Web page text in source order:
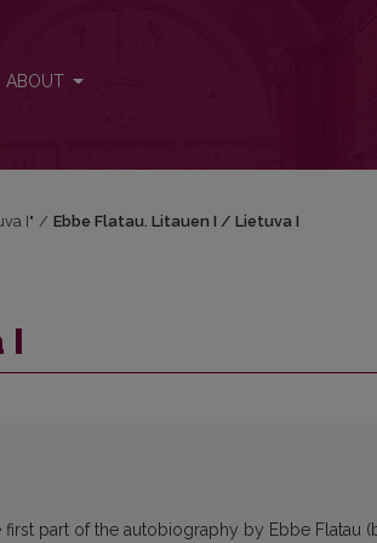
ABOUT
I" / Ebbe Flatau. Litauen I / Lietuva I
I
first part of the autobiography by Ebbe Flatau